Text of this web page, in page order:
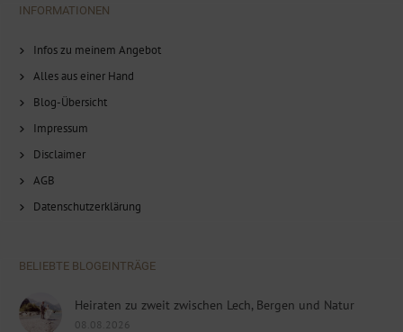
INFORMATIONEN
Infos zu meinem Angebot
Alles aus einer Hand
Blog-Übersicht
Impressum
Disclaimer
AGB
Datenschutzerklärung
BELIEBTE BLOGEINTRÄGE
Heiraten zu zweit zwischen Lech, Bergen und Natur
08.08.2026